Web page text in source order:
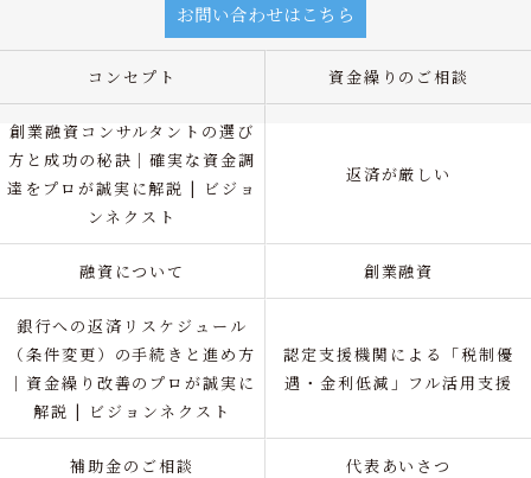
お問い合わせはこちら
コンセプト 資金繰りのご相談
創業融資コンサルタントの選び
方と成功の秘訣｜確実な資金調
達をプロが誠実に解説 | ビジョ
ンネクスト
返済が厳しい
融資について 創業融資
銀行への返済リスケジュール
（条件変更）の手続きと進め方
｜資金繰り改善のプロが誠実に
解説 | ビジョンネクスト
認定支援機関による「税制優
遇・金利低減」フル活用支援
補助金のご相談 代表あいさつ